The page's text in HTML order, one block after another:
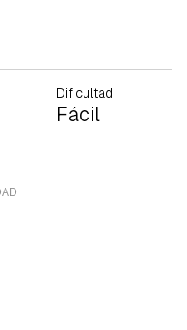
Dificultad
Fácil